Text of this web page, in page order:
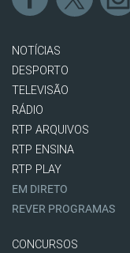
NOTÍCIAS
DESPORTO
TELEVISÃO
RÁDIO
RTP ARQUIVOS
RTP ENSINA
RTP PLAY
EM DIRETO
REVER PROGRAMAS
CONCURSOS